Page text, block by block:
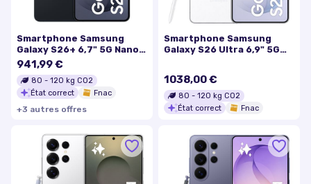
Smartphone Samsung
Galaxy S26+ 6,7" 5G Nano
SIM 256 Go Noir
941,99 €
80 - 120 kg CO2
État correct
Fnac
+3 autres offres
Smartphone Samsung
Galaxy S26 Ultra 6,9" 5G
1038,00 €
80 - 120 kg CO2
État correct
Fnac